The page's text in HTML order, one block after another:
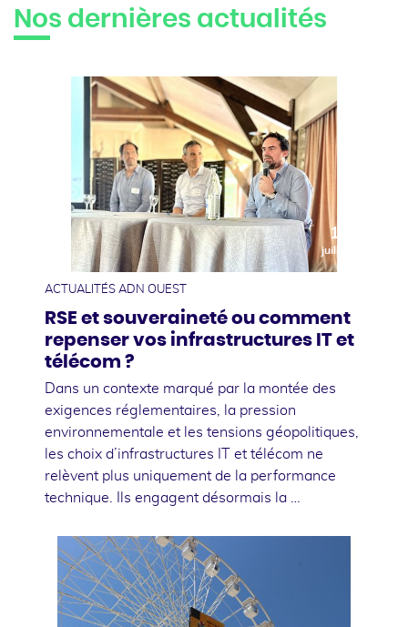
Nos dernières actualités
10
juillet
ACTUALITÉS ADN OUEST
RSE et souveraineté ou comment
repenser vos infrastructures IT et
télécom ?
Dans un contexte marqué par la montée des
exigences réglementaires, la pression
environnementale et les tensions géopolitiques,
les choix d’infrastructures IT et télécom ne
relèvent plus uniquement de la performance
technique. Ils engagent désormais la …